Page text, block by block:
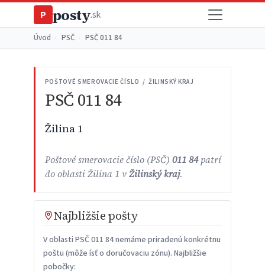
P posty.sk
Úvod PSČ PSČ 011 84
POŠTOVÉ SMEROVACIE ČÍSLO / ŽILINSKÝ KRAJ
PSČ 011 84
Žilina 1
Poštové smerovacie číslo (PSČ) 011 84patrí
do oblasti Žilina 1 vŽilinský kraj.
Najbližšie pošty
V oblasti PSČ 011 84 nemáme priradenú konkrétnu
poštu (môže ísť o doručovaciu zónu). Najbližšie
pobočky: